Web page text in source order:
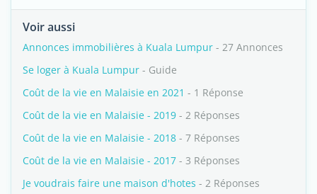
Voir aussi
Annonces immobilières à Kuala Lumpur - 27 Annonces
Se loger à Kuala Lumpur - Guide
Coût de la vie en Malaisie en 2021 - 1 Réponse
Coût de la vie en Malaisie - 2019 - 2 Réponses
Coût de la vie en Malaisie - 2018 - 7 Réponses
Coût de la vie en Malaisie - 2017 - 3 Réponses
Je voudrais faire une maison d'hotes - 2 Réponses